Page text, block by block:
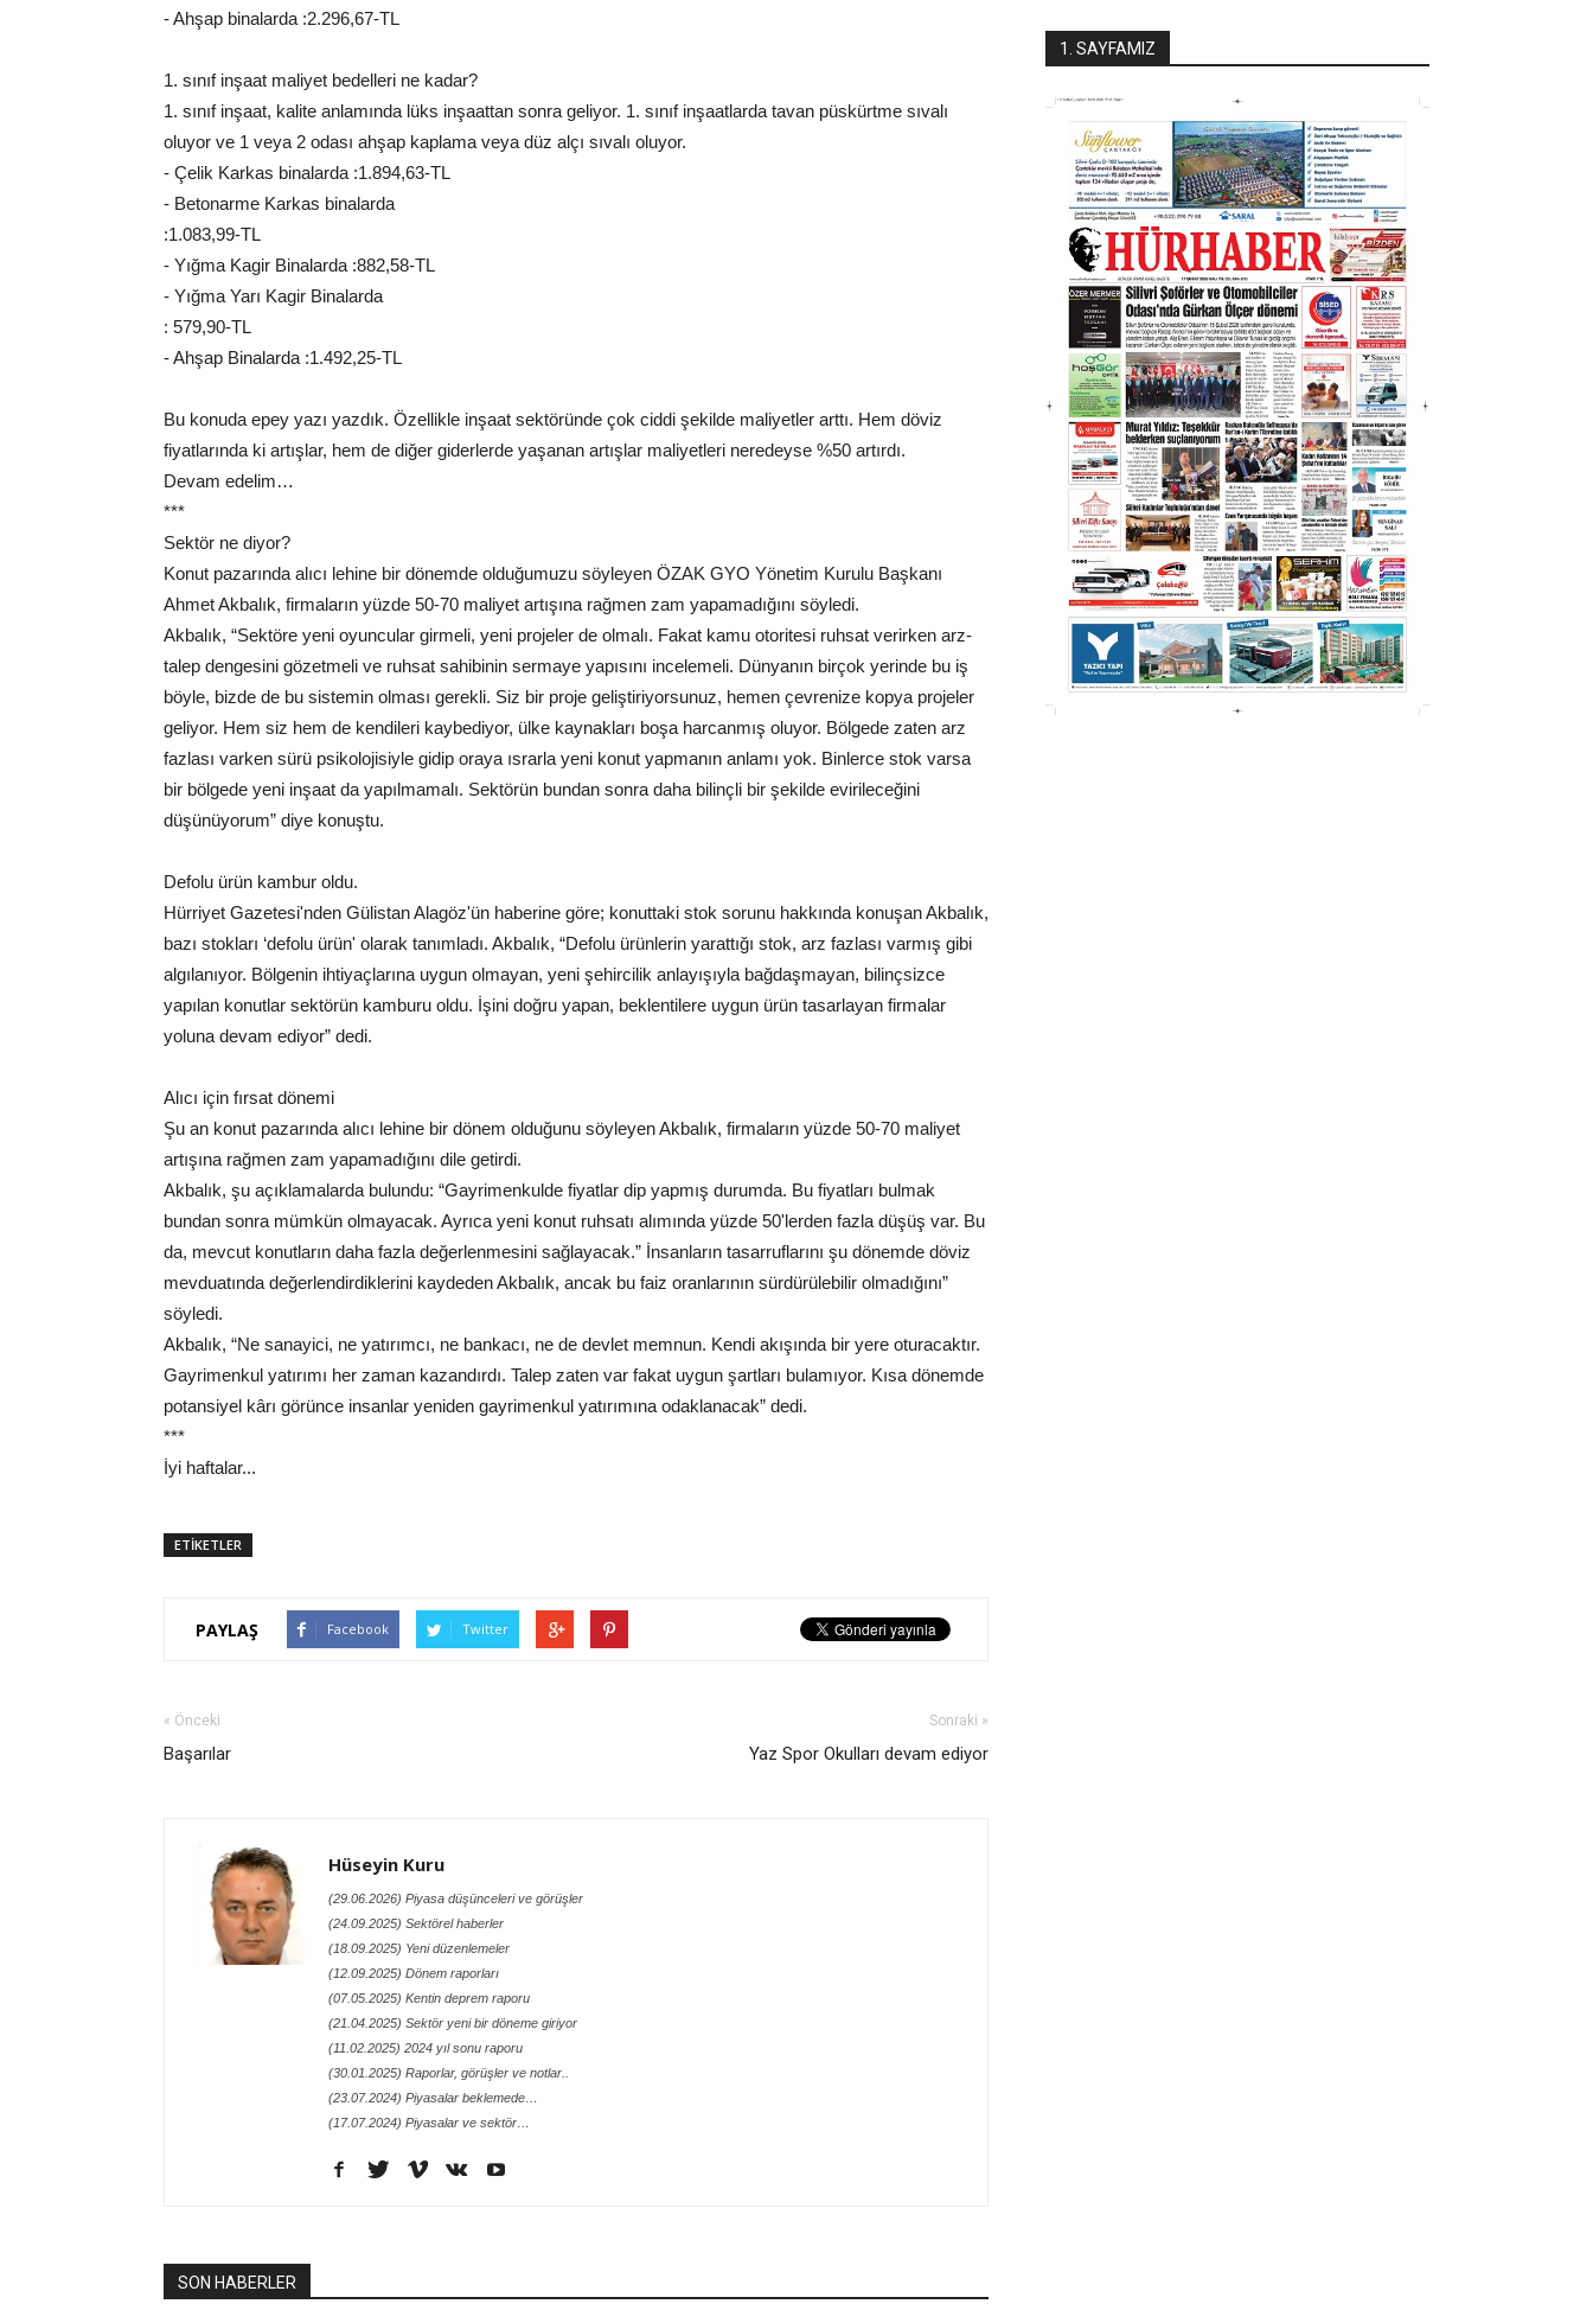
- Ahşap binalarda :2.296,67-TL
1. sınıf inşaat maliyet bedelleri ne kadar?
1. sınıf inşaat, kalite anlamında lüks inşaattan sonra geliyor. 1. sınıf inşaatlarda tavan püskürtme sıvalı
oluyor ve 1 veya 2 odası ahşap kaplama veya düz alçı sıvalı oluyor.
- Çelik Karkas binalarda :1.894,63-TL
- Betonarme Karkas binalarda
:1.083,99-TL
- Yığma Kagir Binalarda :882,58-TL
- Yığma Yarı Kagir Binalarda
: 579,90-TL
- Ahşap Binalarda :1.492,25-TL
Bu konuda epey yazı yazdık. Özellikle inşaat sektöründe çok ciddi şekilde maliyetler arttı. Hem döviz
fiyatlarında ki artışlar, hem de diğer giderlerde yaşanan artışlar maliyetleri neredeyse %50 artırdı.
Devam edelim…
***
Sektör ne diyor?
Konut pazarında alıcı lehine bir dönemde olduğumuzu söyleyen ÖZAK GYO Yönetim Kurulu Başkanı
Ahmet Akbalık, firmaların yüzde 50-70 maliyet artışına rağmen zam yapamadığını söyledi.
Akbalık, “Sektöre yeni oyuncular girmeli, yeni projeler de olmalı. Fakat kamu otoritesi ruhsat verirken arz-
talep dengesini gözetmeli ve ruhsat sahibinin sermaye yapısını incelemeli. Dünyanın birçok yerinde bu iş
böyle, bizde de bu sistemin olması gerekli. Siz bir proje geliştiriyorsunuz, hemen çevrenize kopya projeler
geliyor. Hem siz hem de kendileri kaybediyor, ülke kaynakları boşa harcanmış oluyor. Bölgede zaten arz
fazlası varken sürü psikolojisiyle gidip oraya ısrarla yeni konut yapmanın anlamı yok. Binlerce stok varsa
bir bölgede yeni inşaat da yapılmamalı. Sektörün bundan sonra daha bilinçli bir şekilde evirileceğini
düşünüyorum” diye konuştu.
Defolu ürün kambur oldu.
Hürriyet Gazetesi'nden Gülistan Alagöz'ün haberine göre; konuttaki stok sorunu hakkında konuşan Akbalık,
bazı stokları ‘defolu ürün' olarak tanımladı. Akbalık, “Defolu ürünlerin yarattığı stok, arz fazlası varmış gibi
algılanıyor. Bölgenin ihtiyaçlarına uygun olmayan, yeni şehircilik anlayışıyla bağdaşmayan, bilinçsizce
yapılan konutlar sektörün kamburu oldu. İşini doğru yapan, beklentilere uygun ürün tasarlayan firmalar
yoluna devam ediyor” dedi.
Alıcı için fırsat dönemi
Şu an konut pazarında alıcı lehine bir dönem olduğunu söyleyen Akbalık, firmaların yüzde 50-70 maliyet
artışına rağmen zam yapamadığını dile getirdi.
Akbalık, şu açıklamalarda bulundu: “Gayrimenkulde fiyatlar dip yapmış durumda. Bu fiyatları bulmak
bundan sonra mümkün olmayacak. Ayrıca yeni konut ruhsatı alımında yüzde 50'lerden fazla düşüş var. Bu
da, mevcut konutların daha fazla değerlenmesini sağlayacak.” İnsanların tasarruflarını şu dönemde döviz
mevduatında değerlendirdiklerini kaydeden Akbalık, ancak bu faiz oranlarının sürdürülebilir olmadığını”
söyledi.
Akbalık, “Ne sanayici, ne yatırımcı, ne bankacı, ne de devlet memnun. Kendi akışında bir yere oturacaktır.
Gayrimenkul yatırımı her zaman kazandırdı. Talep zaten var fakat uygun şartları bulamıyor. Kısa dönemde
potansiyel kârı görünce insanlar yeniden gayrimenkul yatırımına odaklanacak” dedi.
***
İyi haftalar...
ETİKETLER
PAYLAŞ Facebook Twitter
« Önceki
Başarılar
Sonraki »
Yaz Spor Okulları devam ediyor
Hüseyin Kuru
(29.06.2026) Piyasa düşünceleri ve görüşler
(24.09.2025) Sektörel haberler
(18.09.2025) Yeni düzenlemeler
(12.09.2025) Dönem raporları
(07.05.2025) Kentin deprem raporu
(21.04.2025) Sektör yeni bir döneme giriyor
(11.02.2025) 2024 yıl sonu raporu
(30.01.2025) Raporlar, görüşler ve notlar..
(23.07.2024) Piyasalar beklemede…
(17.07.2024) Piyasalar ve sektör…
SON HABERLER
1. SAYFAMIZ